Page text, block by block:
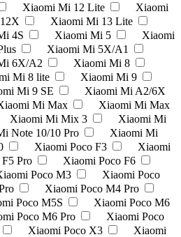
Xiaomi Mi 12 Lite
Xiaomi
Xiaomi Mi 13 Lite
4S Xiaomi Mi 5
Xiaomi
Xiaomi Mi 5X/A1
6X/A2
Xiaomi Mi 8
Mi 8 lite
Xiaomi Mi 9
Mi 9 SE
Xiaomi Mi A2/6X
Mi Max
Xiaomi Mi Max
Xiaomi Mi Mix 3
Xiaomi Mi
Note 10/10 Pro
Xiaomi Mi
Xiaomi Poco F3
Xiaomi
Pro
Xiaomi Poco F6
Poco M3
Xiaomi Poco
Xiaomi Poco M4 Pro
Poco M5S
Xiaomi Poco M6
Poco M6 Pro
Xiaomi Poco
Xiaomi Poco X3
Xiaomi